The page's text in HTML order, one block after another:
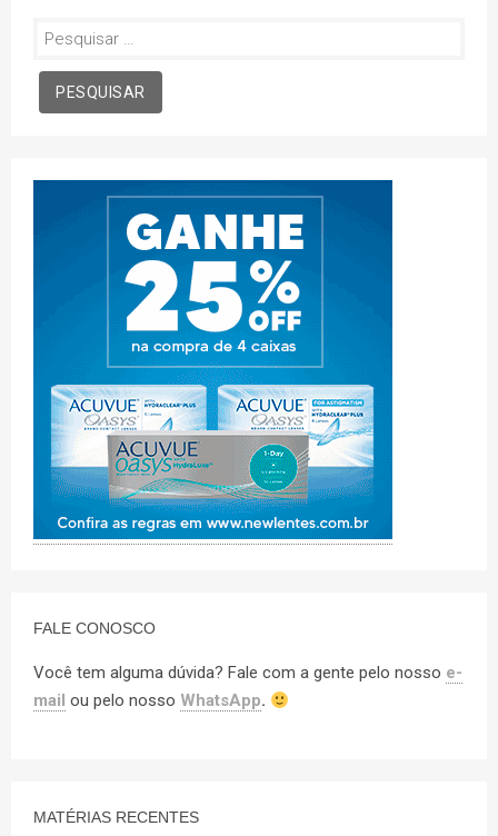
Pesquisar
FALE CONOSCO
Você tem alguma dúvida? Fale com a gente pelo nosso e-
mail ou pelo nosso WhatsApp.
MATÉRIAS RECENTES